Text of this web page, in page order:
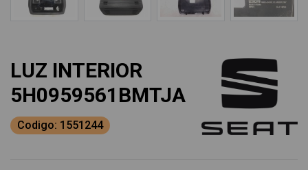
LUZ INTERIOR
5H0959561BMTJA
Codigo: 1551244